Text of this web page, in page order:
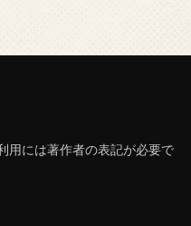
用には著作者の表記が必要で